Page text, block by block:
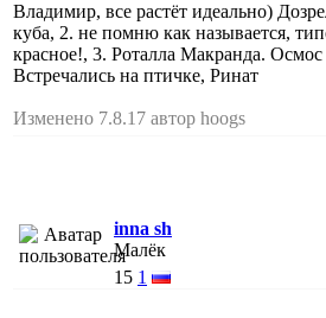
Владимир, все растёт идеально)
куба, 2. не помню как называется,
красное!, 3. Роталла Макранда.
Встречались на птичке, Ринат
Изменено 7.8.17 автор hoogs
inna sh
Малёк
15 1